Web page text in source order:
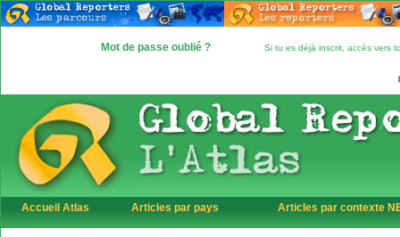
Mot de passe oublié ? Si tu es déjà inscrit, accès vers
Accueil Atlas Articles par pays Articles par contexte